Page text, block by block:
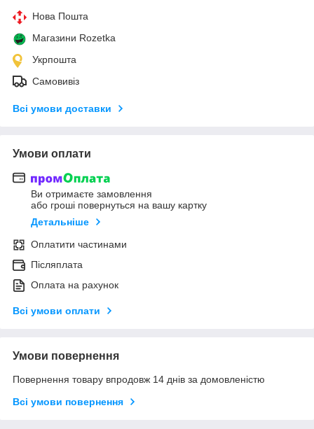
Нова Пошта
Магазини Rozetka
Укрпошта
Самовивіз
Всі умови доставки
Умови оплати
Ви отримаєте замовлення
або гроші повернуться на вашу картку
Детальніше
Оплатити частинами
Післяплата
Оплата на рахунок
Всі умови оплати
Умови повернення
Повернення товару впродовж 14 днів за домовленістю
Всі умови повернення